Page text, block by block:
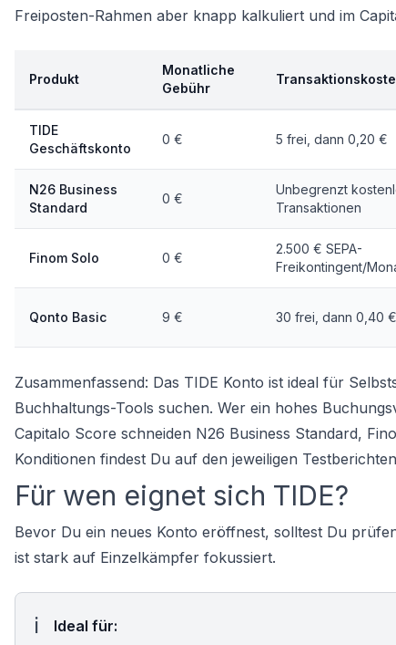
Freiposten-Rahmen aber knapp kalkuliert und im
Produkt
Monatliche
Gebühr
TIDE
Geschäftskonto
0 € 5 frei, dann 0,20 €
N26 Business
Standard
0 €
Unbegrenzt
Transaktionen
Finom Solo 0 €
2.500 € SEPA-
Freikontingent/
Qonto Basic 9 € 30 frei, dann 0,40 €
Zusammenfassend: Das TIDE Konto ist ideal für
Buchhaltungs-Tools suchen. Wer ein hohes
Capitalo Score schneiden N26 Business Standard,
Konditionen findest Du auf den jeweiligen
Für wen eignet sich TIDE?
Bevor Du ein neues Konto eröffnest, solltest Du
ist stark auf Einzelkämpfer fokussiert.
Ideal für: